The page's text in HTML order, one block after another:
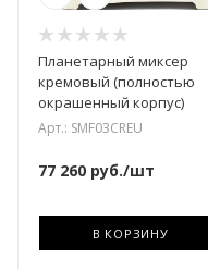
Планетарный миксер
кремовый (полностью
окрашенный корпус)
Арт.: SMF03CREU
77 260 руб./шт
В КОРЗИНУ